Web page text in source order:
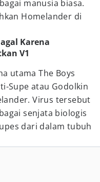
manusia biasa.
Homelander di
Karena
V1
utama The Boys
Supe atau Godolkin
Virus tersebut
senjata biologis
dari dalam tubuh